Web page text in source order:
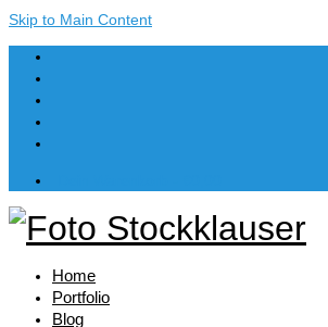
Skip to Main Content
Home
Portfolio
Blog